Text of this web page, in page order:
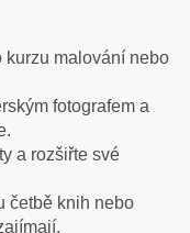
kurzu malování nebo
fotografem a
a rozšiřte své
četbě knih nebo